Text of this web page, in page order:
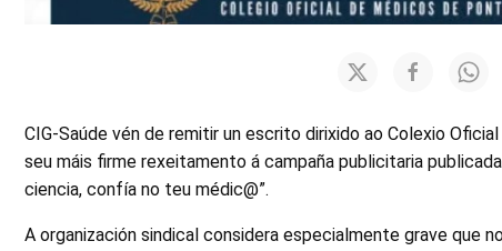
CIG-Saúde vén de remitir un escrito dirixido ao Colexio
seu máis firme rexeitamento á campaña publicitaria
ciencia, confía no teu médic@”.
A organización sindical considera especialmente grave que